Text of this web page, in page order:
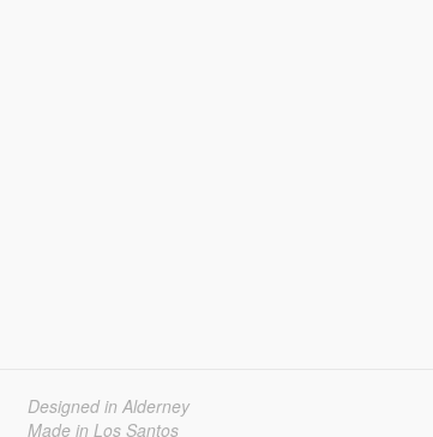
Designed in Alderney
Made in Los Santos